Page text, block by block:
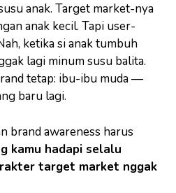
anak. Target market-nya
anak kecil. Tapi user-
ketika si anak tumbuh
lagi minum susu balita.
tetap: ibu-ibu muda —
baru lagi.
brand awareness harus
kamu hadapi selalu
target market nggak